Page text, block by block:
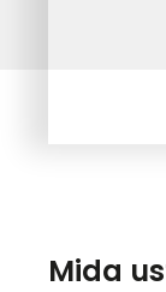
Mida